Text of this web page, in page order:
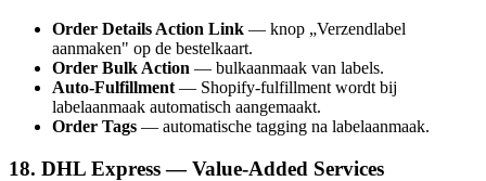
Order Details Action Link — knop „Verzendlabel
aanmaken" op de bestelkaart.
Order Bulk Action — bulkaanmaak van labels.
Auto-Fulfillment — Shopify-fulfillment wordt bij
labelaanmaak automatisch aangemaakt.
Order Tags — automatische tagging na labelaanmaak.
18. DHL Express — Value-Added Services